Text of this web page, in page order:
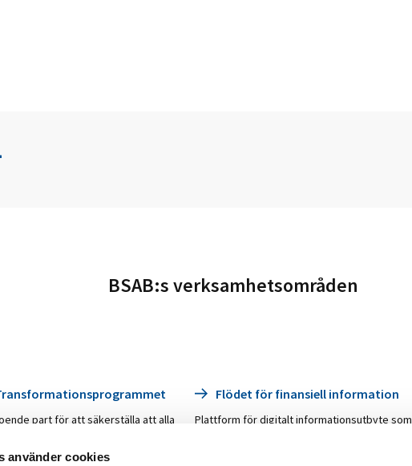
använder cookies
BSAB:s verksamhetsområden
part för att säkerställa att alla
till transformationen samt viss
Flödet för finansiell information
Plattform för digitalt informationsutbyte som